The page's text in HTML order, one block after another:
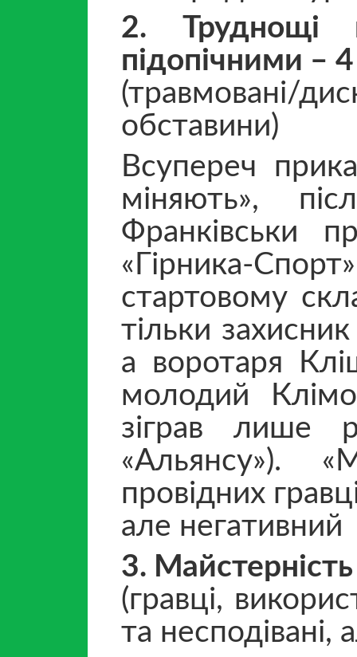
2. Труднощі
підопічними – 4
(травмовані/
обставини)
Всупереч
міняють»,
Франківськи
«Гірника-
стартовому
тільки
а воротаря
молодий
зіграв лише
«Альянсу»).
провідних
але негативний
3.
(гравці,
та несподівані,